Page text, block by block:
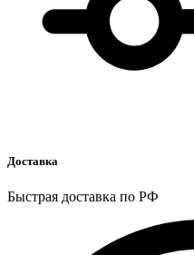
Доставка
Быстрая доставка по РФ